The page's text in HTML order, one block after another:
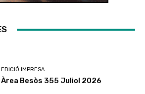
EDICIÓ IMPRESA
Àrea Besòs 355 Juliol 2026